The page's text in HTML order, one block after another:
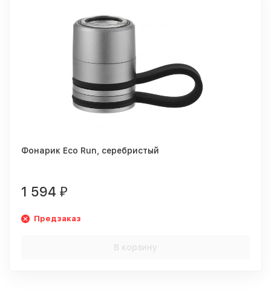
Фонарик Eco Run, серебристый
1 594 ₽
Предзаказ
В корзину